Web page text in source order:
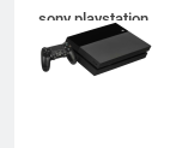
sony playstation